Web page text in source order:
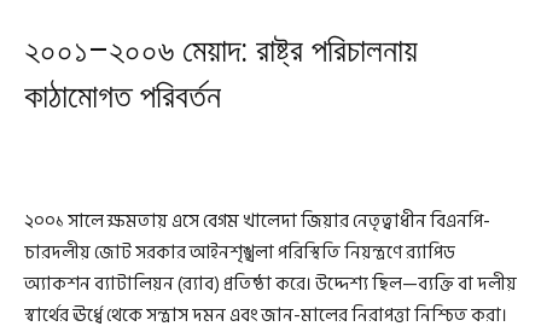
২০০১–২০০৬ মেয়াদ: রাষ্ট্র পরিচালনায়
কাঠামোগত পরিবর্তন
২০০১ সালে ক্ষমতায় এসে বেগম খালেদা জিয়ার নেতৃত্বাধীন বিএনপি-
চারদলীয় জোট সরকার আইনশৃঙ্খলা পরিস্থিতি নিয়ন্ত্রণে র‍্যাপিড
অ্যাকশন ব্যাটালিয়ন (র‍্যাব) প্রতিষ্ঠা করে। উদ্দেশ্য ছিল—ব্যক্তি বা দলীয়
স্বার্থের ঊর্ধ্বে থেকে সন্ত্রাস দমন এবং জান-মালের নিরাপত্তা নিশ্চিত করা।